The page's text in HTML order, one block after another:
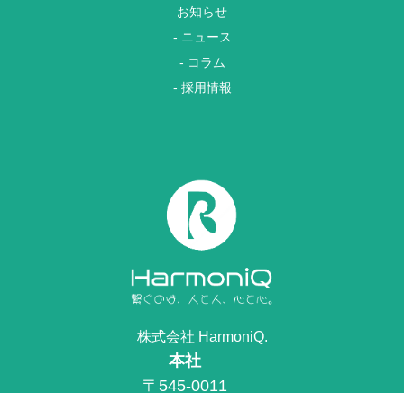
お知らせ
- ニュース
- コラム
- 採用情報
株式会社 HarmoniQ.
本社
〒545-0011